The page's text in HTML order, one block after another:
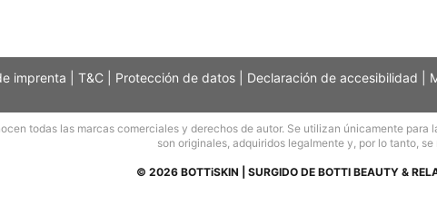
imprenta T&C Protección de datos Declaración de accesibilidad
todas las marcas comerciales y derechos de autor. Se utilizan únicamente
son originales, adquiridos legalmente y, por lo tanto,
© 2026 BOTTiSKIN | SURGIDO DE BOTTI BEAUTY &